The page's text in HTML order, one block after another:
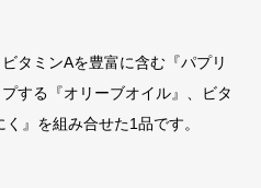
タミンAを豊富に含む『パプリ
する『オリーブオイル』、ビタ
』を組み合せた1品です。